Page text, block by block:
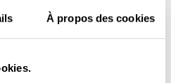
À propos des cookies
auf mich (...) und
kommen Sie mit
dort sind Kaninchen, die